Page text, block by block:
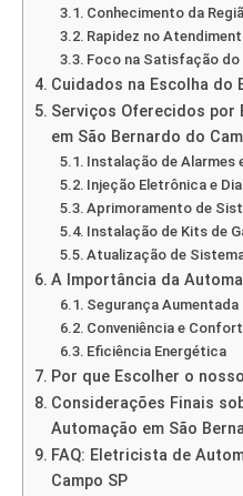
Conhecimento da
Rapidez no
Foco na Satisfação do
Cuidados na Escolha
Serviços Oferecidos por
em São Bernardo do
Instalação de Alarmes
Injeção Eletrônica e
Aprimoramento de
Instalação de Kits de
Atualização de
A Importância da
Segurança Aumentada
Conveniência e
Eficiência Energética
Por que Escolher o
Considerações Finais
Automação em São
FAQ: Eletricista de
Campo SP